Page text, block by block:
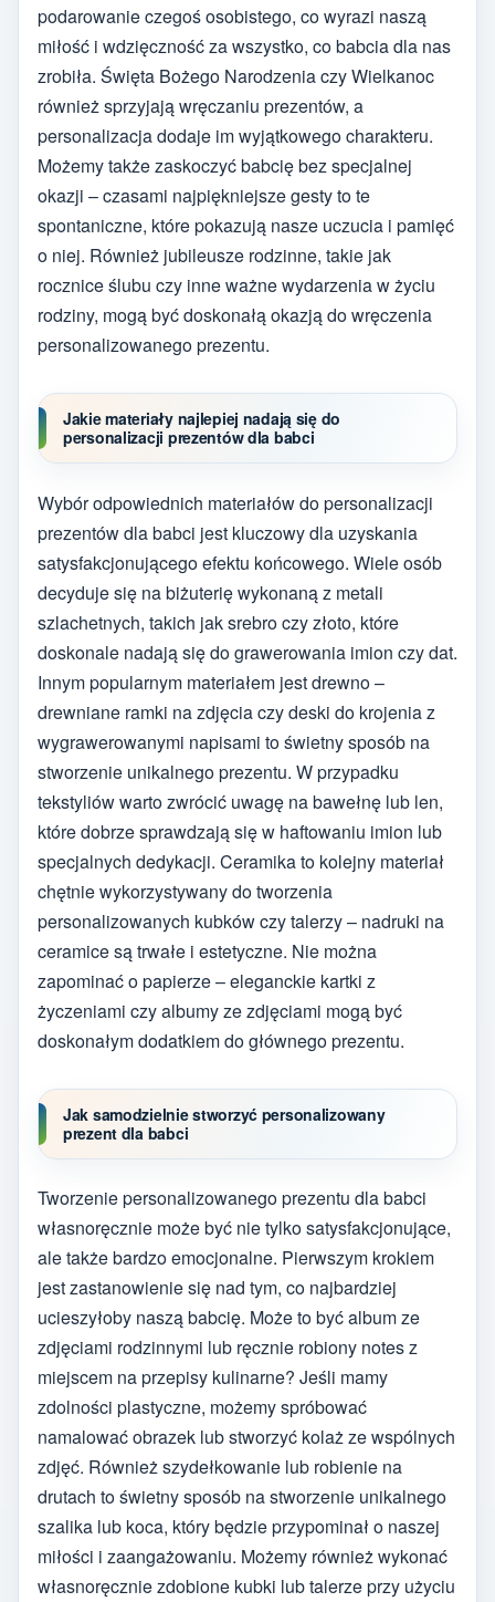
podarowanie czegoś osobistego, co wyrazi naszą
miłość i wdzięczność za wszystko, co babcia dla nas
zrobiła. Święta Bożego Narodzenia czy Wielkanoc
również sprzyjają wręczaniu prezentów, a
personalizacja dodaje im wyjątkowego charakteru.
Możemy także zaskoczyć babcię bez specjalnej
okazji – czasami najpiękniejsze gesty to te
spontaniczne, które pokazują nasze uczucia i pamięć
o niej. Również jubileusze rodzinne, takie jak
rocznice ślubu czy inne ważne wydarzenia w życiu
rodziny, mogą być doskonałą okazją do wręczenia
personalizowanego prezentu.
Jakie materiały najlepiej nadają się do
personalizacji prezentów dla babci
Wybór odpowiednich materiałów do personalizacji
prezentów dla babci jest kluczowy dla uzyskania
satysfakcjonującego efektu końcowego. Wiele osób
decyduje się na biżuterię wykonaną z metali
szlachetnych, takich jak srebro czy złoto, które
doskonale nadają się do grawerowania imion czy dat.
Innym popularnym materiałem jest drewno –
drewniane ramki na zdjęcia czy deski do krojenia z
wygrawerowanymi napisami to świetny sposób na
stworzenie unikalnego prezentu. W przypadku
tekstyliów warto zwrócić uwagę na bawełnę lub len,
które dobrze sprawdzają się w haftowaniu imion lub
specjalnych dedykacji. Ceramika to kolejny materiał
chętnie wykorzystywany do tworzenia
personalizowanych kubków czy talerzy – nadruki na
ceramice są trwałe i estetyczne. Nie można
zapominać o papierze – eleganckie kartki z
życzeniami czy albumy ze zdjęciami mogą być
doskonałym dodatkiem do głównego prezentu.
Jak samodzielnie stworzyć personalizowany
prezent dla babci
Tworzenie personalizowanego prezentu dla babci
własnoręcznie może być nie tylko satysfakcjonujące,
ale także bardzo emocjonalne. Pierwszym krokiem
jest zastanowienie się nad tym, co najbardziej
ucieszyłoby naszą babcię. Może to być album ze
zdjęciami rodzinnymi lub ręcznie robiony notes z
miejscem na przepisy kulinarne? Jeśli mamy
zdolności plastyczne, możemy spróbować
namalować obrazek lub stworzyć kolaż ze wspólnych
zdjęć. Również szydełkowanie lub robienie na
drutach to świetny sposób na stworzenie unikalnego
szalika lub koca, który będzie przypominał o naszej
miłości i zaangażowaniu. Możemy również wykonać
własnoręcznie zdobione kubki lub talerze przy użyciu